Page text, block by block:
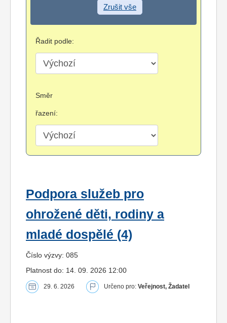
Zrušit vše
Řadit podle:
Směr
řazení:
Podpora služeb pro
ohrožené děti, rodiny a
mladé dospělé (4)
Číslo výzvy: 085
Platnost do: 14. 09. 2026 12:00
29. 6. 2026 Určeno pro: Veřejnost, Žadatel